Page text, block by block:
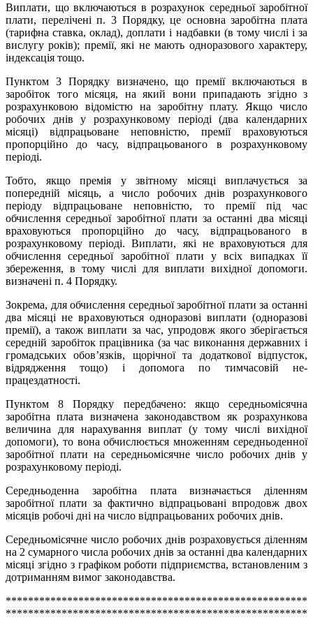
Виплати, що включаються в розрахунок середньої заробітної
плати, перелічені п. 3 Порядку, це основна заробітна плата
(тарифна ставка, оклад), доплати і надбавки (в тому числі і за
вислугу років); премії, які не мають одноразового характеру,
індексація тощо.
Пунктом 3 Порядку визначено, що премії включаються в
заробіток того місяця, на який вони припадають згідно з
розрахунковою відомістю на заробітну плату. Якщо число
робочих днів у розрахунковому періоді (два календарних
місяці) відпрацьоване неповністю, премії враховуються
пропорційно до часу, відпрацьованого в розрахунковому
періоді.
Тобто, якщо премія у звітному місяці виплачується за
попередній місяць, а число робочих днів розрахункового
періоду відпрацьоване неповністю, то премії під час
обчислення середньої заробітної плати за останні два місяці
враховуються пропорційно до часу, відпрацьованого в
розрахунковому періоді. Виплати, які не враховуються для
обчислення середньої заробітної плати у всіх випадках її
збереження, в тому числі для виплати вихідної допомоги.
визначені п. 4 Порядку.
Зокрема, для обчислення середньої заробітної плати за останні
два місяці не враховуються одноразові виплати (одноразові
премії), а також виплати за час, упродовж якого зберігається
середній заробіток працівника (за час виконання державних і
громадських обов’язків, щорічної та додаткової відпусток,
відрядження тощо) і допомога по тимчасовій не­
працездатності.
Пунктом 8 Порядку передбачено: якщо середньомісячна
заробітна плата визначена законодавством як розрахункова
величина для нарахування виплат (у тому числі вихідної
допомоги), то вона обчислюється множенням середньоденної
заробітної плати на середньомісячне число робочих днів у
розрахунковому періоді.
Середньоденна заробітна плата визначається діленням
заробітної плати за фактично відпрацьовані впродовж двох
місяців робочі дні на число відпрацьованих робочих днів.
Середньомісячне число робочих днів розраховується діленням
на 2 сумарного числа робочих днів за останні два календарних
місяці згідно з графіком роботи підприємства, встановленим з
дотриманням вимог законодавства.
******************************************************
******************************************************